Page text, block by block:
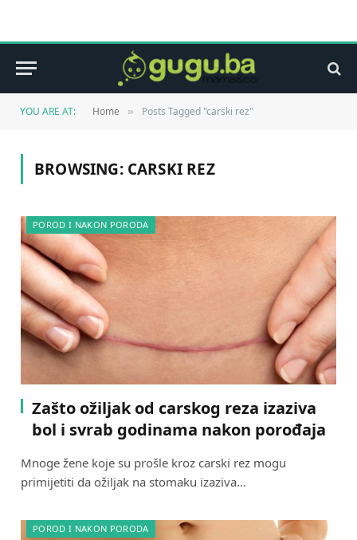
YOU ARE AT: Home » Posts Tagged "carski rez"
BROWSING: CARSKI REZ
POROD I NAKON PORODA
Zašto ožiljak od carskog reza izaziva
bol i svrab godinama nakon porođaja
Mnoge žene koje su prošle kroz carski rez mogu
primijetiti da ožiljak na stomaku izaziva…
POROD I NAKON PORODA